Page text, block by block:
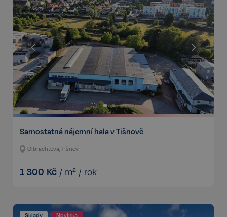
Samostatná nájemní hala v Tišnově
Olbrachtova, Tišnov
1 300 Kč / m² / rok
Sklady Novinka